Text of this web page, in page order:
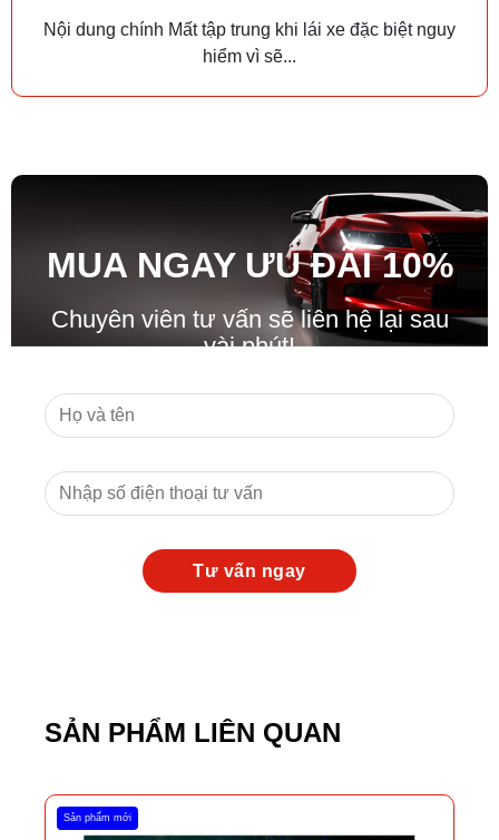
Nội dung chính Mất tập trung khi lái xe đặc biệt nguy
hiểm vì sẽ...
MUA NGAY ƯU ĐÃI10%
Chuyên viên tư vấn sẽ liên hệ lại sau
vài phút!
SẢN PHẨM LIÊN QUAN
Sản phẩm mới